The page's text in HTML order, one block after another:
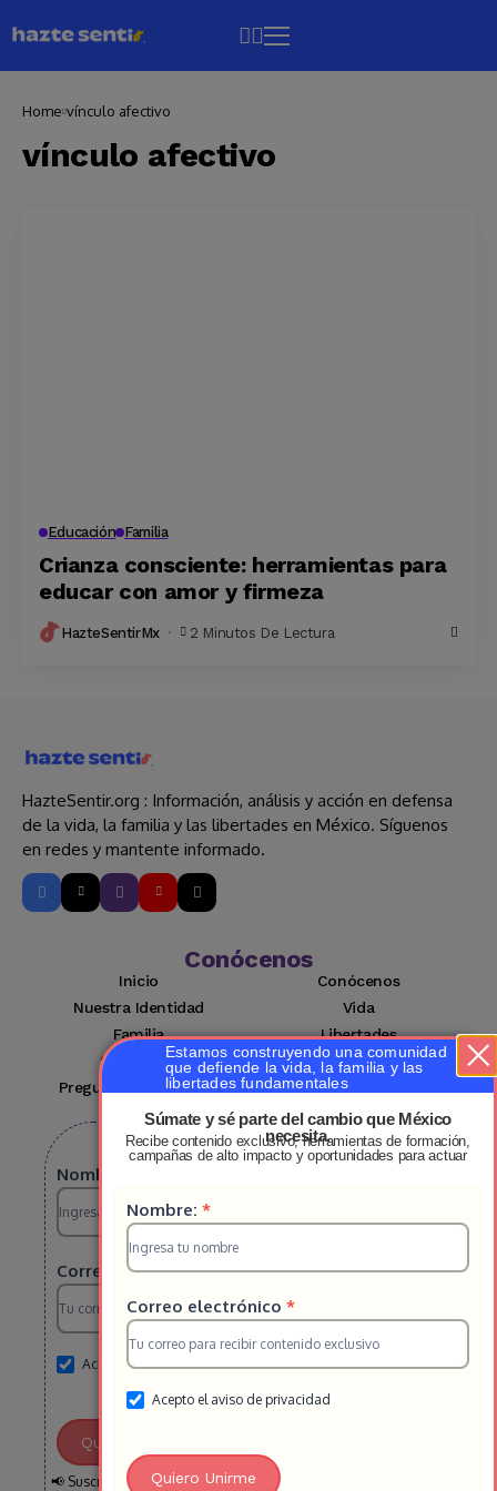
Home vínculo afectivo
vínculo afectivo
Educación Familia
Crianza consciente: herramientas para
educar con amor y firmeza
HazteSentirMx 2 Minutos De Lectura
HazteSentir.org : Información, análisis y acción en defensa
de la vida, la familia y las libertades en México. Síguenos
en redes y mantente informado.
Conócenos
Inicio
Conócenos
Nuestra Identidad
Vida
Familia
Libertades
Suscríbete
Mi cuenta
Preguntas Frecuentes
Contacto
Suscribete a nuestro boletin
Suscripcion
HS
2025
Nombre:
Correo electrónico*
Acepto el aviso de privacidad
Quiero Unirme
📢 Suscríbete y recibe semanalmente información clave sobre la
Estamos construyendo una comunidad
que defiende la vida, la familia y las
libertades fundamentales
Súmate y sé parte del cambio que México
necesita.
Recibe contenido exclusivo, herramientas de formación,
campañas de alto impacto y oportunidades para actuar
Suscripcion
HS
2025
Nombre: *
Correo electrónico *
Acepto el aviso de privacidad
Quiero Unirme